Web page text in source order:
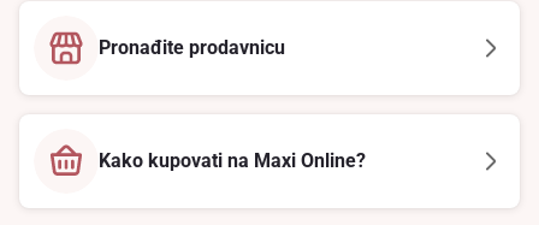
Pronađite prodavnicu
Kako kupovati na Maxi Online?